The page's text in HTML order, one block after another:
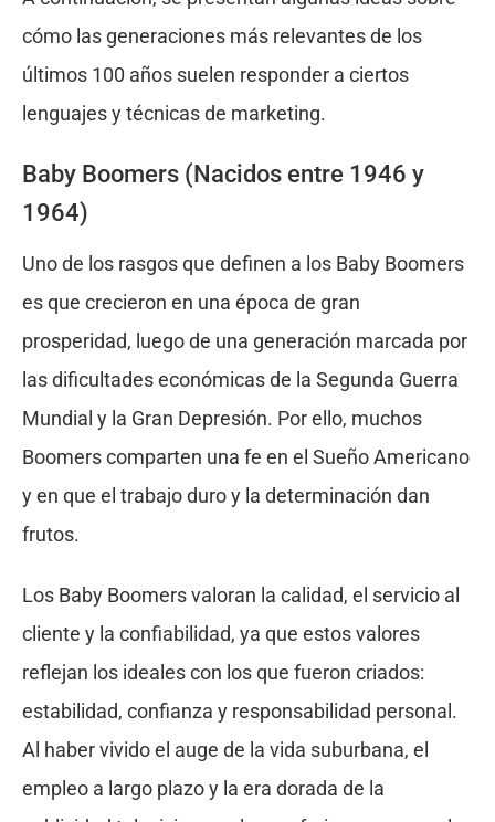
cómo las generaciones más relevantes de los
últimos 100 años suelen responder a ciertos
lenguajes y técnicas de marketing.
Baby Boomers (Nacidos entre 1946 y
1964)
Uno de los rasgos que definen a los Baby Boomers
es que crecieron en una época de gran
prosperidad, luego de una generación marcada por
las dificultades económicas de la Segunda Guerra
Mundial y la Gran Depresión. Por ello, muchos
Boomers comparten una fe en el Sueño Americano
y en que el trabajo duro y la determinación dan
frutos.
Los Baby Boomers valoran la calidad, el servicio al
cliente y la confiabilidad, ya que estos valores
reflejan los ideales con los que fueron criados:
estabilidad, confianza y responsabilidad personal.
Al haber vivido el auge de la vida suburbana, el
empleo a largo plazo y la era dorada de la